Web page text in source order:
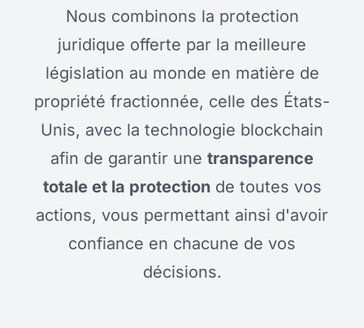
Nous combinons la protection
juridique offerte par la meilleure
législation au monde en matière de
propriété fractionnée, celle des États-
Unis, avec la technologie blockchain
afin de garantir une transparence
totale et la protectionde toutes vos
actions, vous permettant ainsi d'avoir
confiance en chacune de vos
décisions.